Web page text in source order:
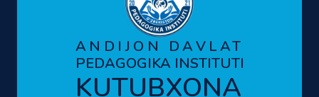
ANDIJON DAVLAT
PEDAGOGIKA INSTITUTI
KUTUBXONA